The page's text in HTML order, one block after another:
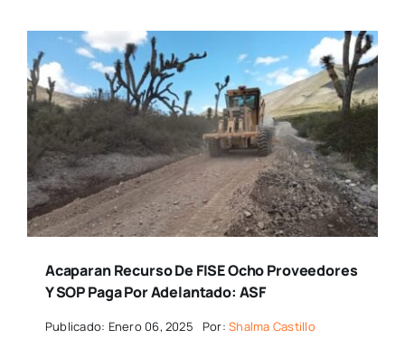
Acaparan Recurso De FISE Ocho Proveedores
Y SOP Paga Por Adelantado: ASF
Publicado: Enero 06, 2025 Por:Shalma Castillo